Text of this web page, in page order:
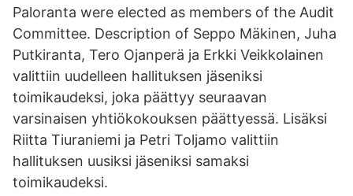
Paloranta were elected as members of the Audit
Committee. Description of Seppo Mäkinen, Juha
Putkiranta, Tero Ojanperä ja Erkki Veikkolainen
valittiin uudelleen hallituksen jäseniksi
toimikaudeksi, joka päättyy seuraavan
varsinaisen yhtiökokouksen päättyessä. Lisäksi
Riitta Tiuraniemi ja Petri Toljamo valittiin
hallituksen uusiksi jäseniksi samaksi
toimikaudeksi.